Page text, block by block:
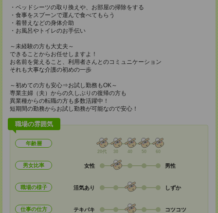
・ベッドシーツの取り換えや、お部屋の掃除をする
・食事をスプーンで運んで食べてもらう
・着替えなどの身体介助
・お風呂やトイレのお手伝い
～未経験の方も大丈夫～
できることからお任せしますよ！
お名前を覚えること、利用者さんとのコミュニケーション
それも大事な介護の初めの一歩
～初めての方も安心⇒お試し勤務もOK～
専業主婦（夫）からの久しぶりの復帰の方も
異業種からの転職の方も多数活躍中！
短期間の勤務からお試し勤務が可能なので安心！
職場の雰囲気
年齢層
20代 30 40 50 60
男女比率 女性 男性
職場の様子 活気あり しずか
仕事の仕方 テキパキ コツコツ